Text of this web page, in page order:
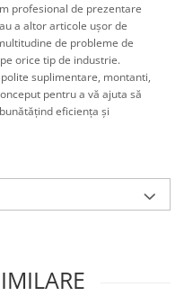
profesional de prezentare
a altor articole ușor de
de probleme de
orice tip de industrie.
suplimentare, montanti,
pentru a vă ajuta să
eficiența și